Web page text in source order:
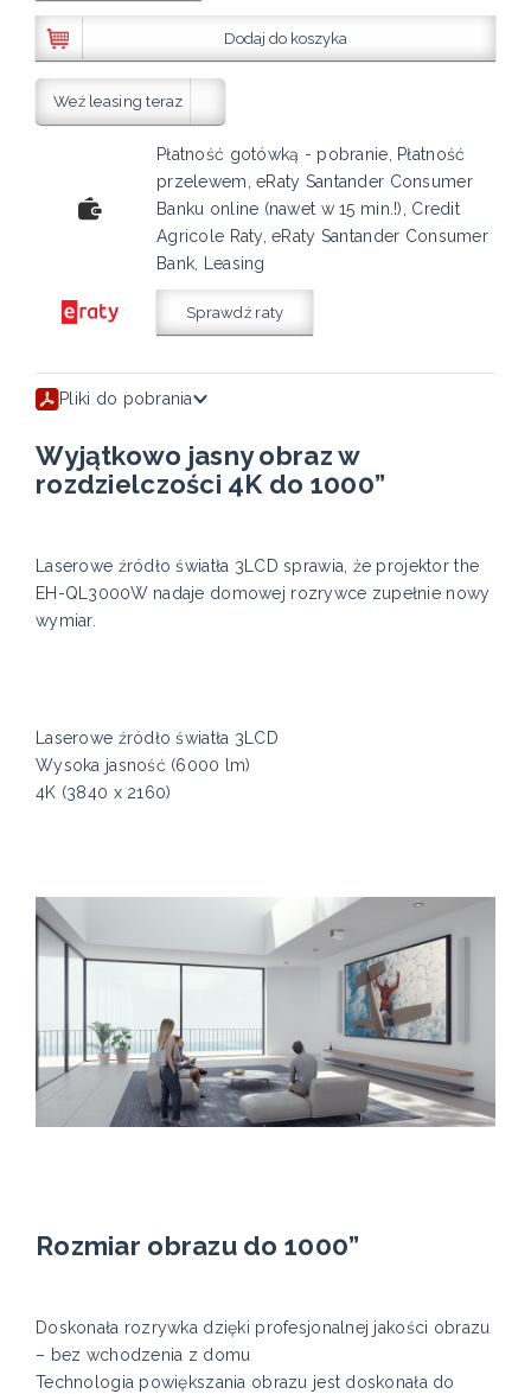
Dodaj do koszyka
Weź leasing teraz
Płatność gotówką - pobranie, Płatność
przelewem, eRaty Santander Consumer
Banku online (nawet w 15 min.!), Credit
Agricole Raty, eRaty Santander Consumer
Bank, Leasing
Sprawdź raty
Pliki do pobrania
Wyjątkowo jasny obraz w
rozdzielczości 4K do 1000”
Laserowe źródło światła 3LCD sprawia, że projektor the
EH-QL3000W nadaje domowej rozrywce zupełnie nowy
wymiar.
Laserowe źródło światła 3LCD
Wysoka jasność (6000 lm)
4K (3840 x 2160)
Rozmiar obrazu do 1000”
Doskonała rozrywka dzięki profesjonalnej jakości obrazu
– bez wchodzenia z domu
Technologia powiększania obrazu jest doskonała do